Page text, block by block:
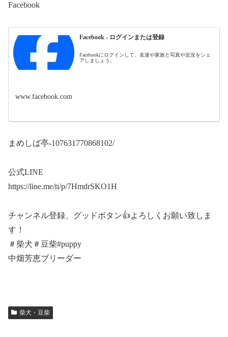
Facebook
Facebook - ログインまたは登録
Facebookにログインして、友達や家族と写真や近況をシェ
アしましょう。
www.facebook.com
まめしば亭-107631770868102/
公式LINE
https://line.me/ti/p/7HmdrSKO1H
チャンネル登録、グッドボタン👍よろしくお願い致しま
す！
＃柴犬＃豆柴#puppy
中畑芳恵ブリーダー
柴犬・豆柴